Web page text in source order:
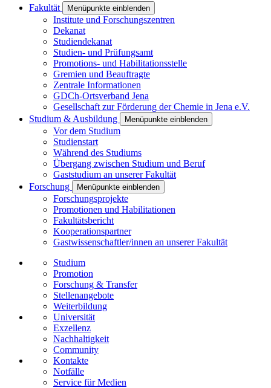
Fakultät Menüpunkte einblenden
Institute und Forschungszentren
Dekanat
Studiendekanat
Studien- und Prüfungsamt
Promotions- und Habilitationsstelle
Gremien und Beauftragte
Zentrale Informationen
GDCh-Ortsverband Jena
Gesellschaft zur Förderung der Chemie in Jena e.V.
Studium & Ausbildung
Menüpunkte einblenden
Vor dem Studium
Studienstart
Während des Studiums
Übergang zwischen Studium und Beruf
Gaststudium an unserer Fakultät
Forschung
Menüpunkte einblenden
Forschungsprojekte
Promotionen und Habilitationen
Fakultätsbericht
Kooperationspartner
Gastwissenschaftler/innen an unserer Fakultät
Studium
Promotion
Forschung & Transfer
Stellenangebote
Weiterbildung
Universität
Exzellenz
Nachhaltigkeit
Community
Kontakte
Notfälle
Service für Medien